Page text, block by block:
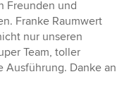
Freunden und
Franke Raumwert
nur unseren
Team, toller
Ausführung. Danke an